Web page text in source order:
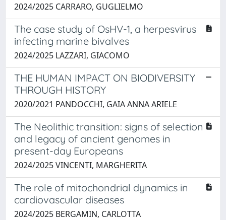
2024/2025 CARRARO, GUGLIELMO
The case study of OsHV-1, a herpesvirus
infecting marine bivalves
2024/2025 LAZZARI, GIACOMO
THE HUMAN IMPACT ON BIODIVERSITY
THROUGH HISTORY
2020/2021 PANDOCCHI, GAIA ANNA ARIELE
The Neolithic transition: signs of selection
and legacy of ancient genomes in
present-day Europeans
2024/2025 VINCENTI, MARGHERITA
The role of mitochondrial dynamics in
cardiovascular diseases
2024/2025 BERGAMIN, CARLOTTA